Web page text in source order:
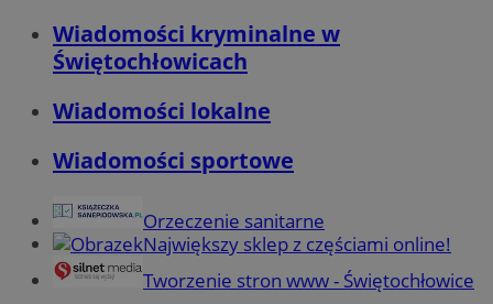
Wiadomości kryminalne w
Świętochłowicach
Wiadomości lokalne
Wiadomości sportowe
Orzeczenie sanitarne
Największy sklep z częściami online!
Tworzenie stron www - Świętochłowice